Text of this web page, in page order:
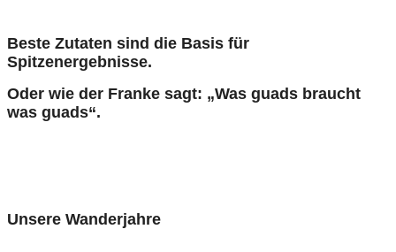
Beste Zutaten sind die Basis für
Spitzenergebnisse.
Oder wie der Franke sagt: „Was guads braucht
was guads“.
Unsere Wanderjahre